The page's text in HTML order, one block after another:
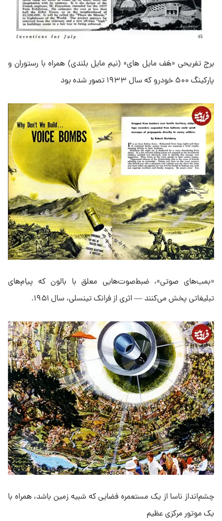
برج تفریحی «هَف مایل های» (نیم مایل بلندی) همراه با رستوران و
پارکینگ ۵۰۰ خودرو که سال ۱۹۳۳ تصور شده بود
«بمب‌های صوتی»، ضبط‌صوت‌هایی معلق با بالون که پیام‌های
تبلیغاتی پخش می‌کنند — اثری از فرانک تینسلی، سال ۱۹۵۱.
چشم‌انداز ناسا از یک مستعمره فضایی که شبیه زمین باشد، همراه با
یک موتور مرکزی عظیم